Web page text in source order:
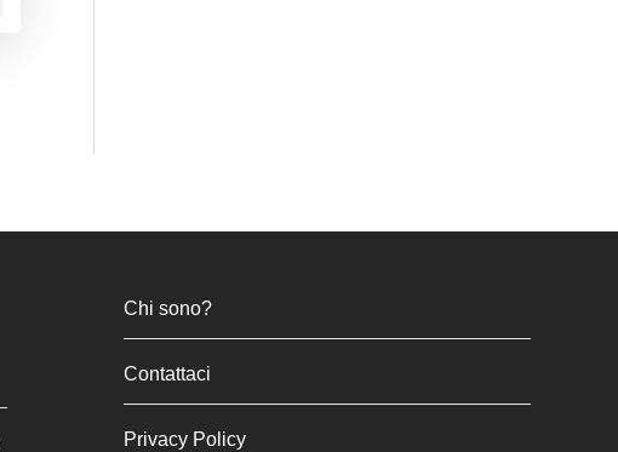
Chi sono?
Contattaci
Privacy Policy